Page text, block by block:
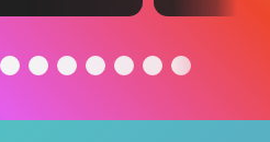
traduzione e
del singolo
testo,